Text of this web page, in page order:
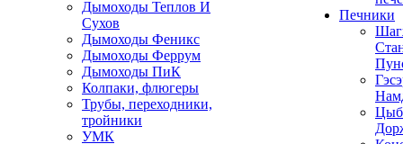
Дымоходы Теплов И
Сухов
Дымоходы Феникс
Дымоходы Феррум
Дымоходы ПиК
Колпаки, флюгеры
Трубы, переходники,
тройники
УМК
Печники